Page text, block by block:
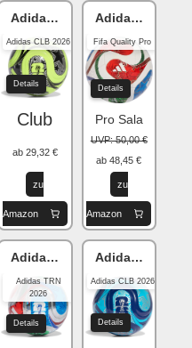
Adidas Trionda
Adidas CLB 2026
Details
Club
ab 29,32 €
zu
Amazon
Adidas Trionda
Fifa Quality Pro
Details
Pro Sala
UVP: 50,00 €
ab 48,45 €
zu
Amazon
Adidas Trionda
Adidas TRN
2026
Details
Adidas Trionda
Adidas CLB 2026
Details